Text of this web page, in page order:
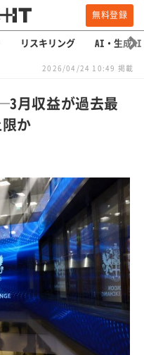
無料登録
リスキリング AI・生成AI
2026/04/24 10:49 掲載
月収益が過去最
か